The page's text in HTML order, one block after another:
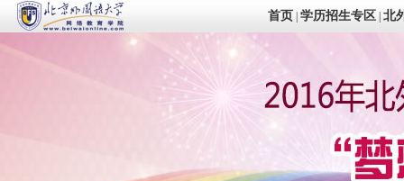
首页 学历招生专区 北